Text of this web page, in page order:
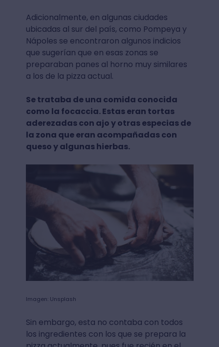
Adicionalmente, en algunas ciudades
ubicadas al sur del país, como Pompeya y
Nápoles se encontraron algunos indicios
que sugerían que en esas zonas se
preparaban panes al horno muy similares
a los de la pizza actual.
Se trataba de una comida conocida
como la focaccia. Estas eran tortas
aderezadas con ajo y otras especias de
la zona que eran acompañadas con
queso y algunas hierbas.
Imagen: Unsplash
Sin embargo, esta no contaba con todos
los ingredientes con los que se prepara la